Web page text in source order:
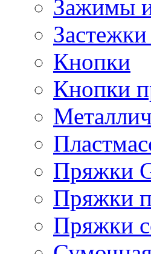
Зажимы
Кнопки
Кнопки
Пряжки
Пряжки
Пряжки